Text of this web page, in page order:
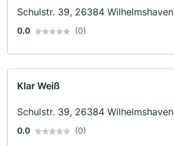
Schulstr. 39, 26384 Wilhelmshaven
0.0 (0)
Klar Weiß
Schulstr. 39, 26384 Wilhelmshaven
0.0 (0)